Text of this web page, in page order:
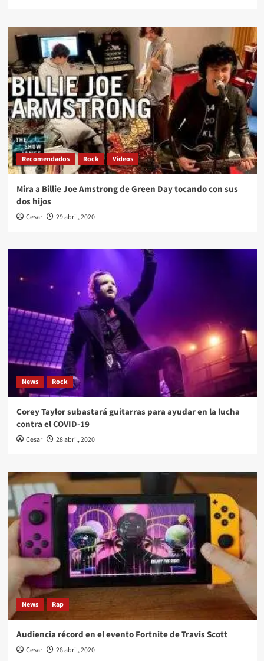
Recomendados Rock Videos
Mira a Billie Joe Amstrong de Green Day tocando con sus
dos hijos
Cesar 29 abril, 2020
News Rock
Corey Taylor subastará guitarras para ayudar en la lucha
contra el COVID-19
Cesar 28 abril, 2020
News Rap
Audiencia récord en el evento Fortnite de Travis Scott
Cesar 28 abril, 2020